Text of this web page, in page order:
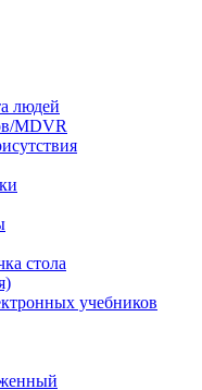
людей
MDVR
стола
учебников